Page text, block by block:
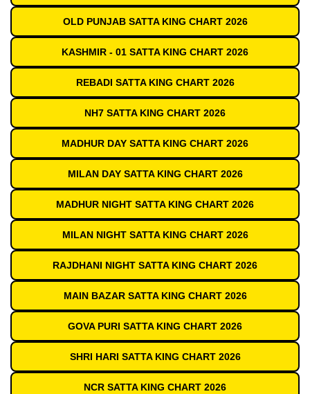
OLD PUNJAB SATTA KING CHART 2026
KASHMIR - 01 SATTA KING CHART 2026
REBADI SATTA KING CHART 2026
NH7 SATTA KING CHART 2026
MADHUR DAY SATTA KING CHART 2026
MILAN DAY SATTA KING CHART 2026
MADHUR NIGHT SATTA KING CHART 2026
MILAN NIGHT SATTA KING CHART 2026
RAJDHANI NIGHT SATTA KING CHART 2026
MAIN BAZAR SATTA KING CHART 2026
GOVA PURI SATTA KING CHART 2026
SHRI HARI SATTA KING CHART 2026
NCR SATTA KING CHART 2026